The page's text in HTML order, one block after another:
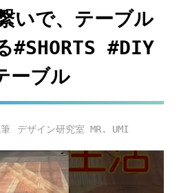
いで、テーブル
#SHORTS #DIY
ーブル
デザイン研究室 MR. UMI